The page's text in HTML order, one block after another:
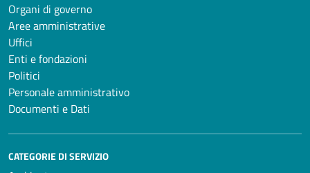
Organi di governo
Aree amministrative
Uffici
Enti e fondazioni
Politici
Personale amministrativo
Documenti e Dati
CATEGORIE DI SERVIZIO